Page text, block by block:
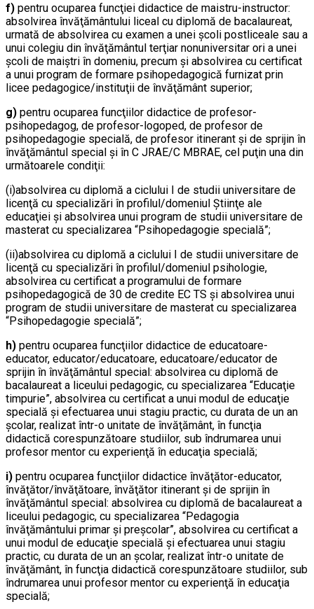
f) pentru ocuparea funcţiei didactice de maistru-instructor:
absolvirea învăţământului liceal cu diplomă de bacalaureat,
urmată de absolvirea cu examen a unei şcoli postliceale sau a
unui colegiu din învăţământul terţiar nonuniversitar ori a unei
şcoli de maiştri în domeniu, precum şi absolvirea cu certificat
a unui program de formare psihopedagogică furnizat prin
licee pedagogice/instituţii de învăţământ superior;
g) pentru ocuparea funcţiilor didactice de profesor-
psihopedagog, de profesor-logoped, de profesor de
psihopedagogie specială, de profesor itinerant şi de sprijin în
învăţământul special şi în C JRAE/C MBRAE, cel puţin una din
următoarele condiţii:
(i)absolvirea cu diplomă a ciclului I de studii universitare de
licenţă cu specializări în profilul/domeniul Ştiinţe ale
educaţiei şi absolvirea unui program de studii universitare de
masterat cu specializarea “Psihopedagogie specială”;
(ii)absolvirea cu diplomă a ciclului I de studii universitare de
licenţă cu specializări în profilul/domeniul psihologie,
absolvirea cu certificat a programului de formare
psihopedagogică de 30 de credite EC TS şi absolvirea unui
program de studii universitare de masterat cu specializarea
“Psihopedagogie specială”;
h) pentru ocuparea funcţiilor didactice de educatoare-
educator, educator/educatoare, educatoare/educator de
sprijin în învăţământul special: absolvirea cu diplomă de
bacalaureat a liceului pedagogic, cu specializarea “Educaţie
timpurie”, absolvirea cu certificat a unui modul de educaţie
specială şi efectuarea unui stagiu practic, cu durata de un an
şcolar, realizat într-o unitate de învăţământ, în funcţia
didactică corespunzătoare studiilor, sub îndrumarea unui
profesor mentor cu experienţă în educaţia specială;
i) pentru ocuparea funcţiilor didactice învăţător-educator,
învăţător/învăţătoare, învăţător itinerant şi de sprijin în
învăţământul special: absolvirea cu diplomă de bacalaureat a
liceului pedagogic, cu specializarea “Pedagogia
învăţământului primar şi preşcolar”, absolvirea cu certificat a
unui modul de educaţie specială şi efectuarea unui stagiu
practic, cu durata de un an şcolar, realizat într-o unitate de
învăţământ, în funcţia didactică corespunzătoare studiilor, sub
îndrumarea unui profesor mentor cu experienţă în educaţia
specială;